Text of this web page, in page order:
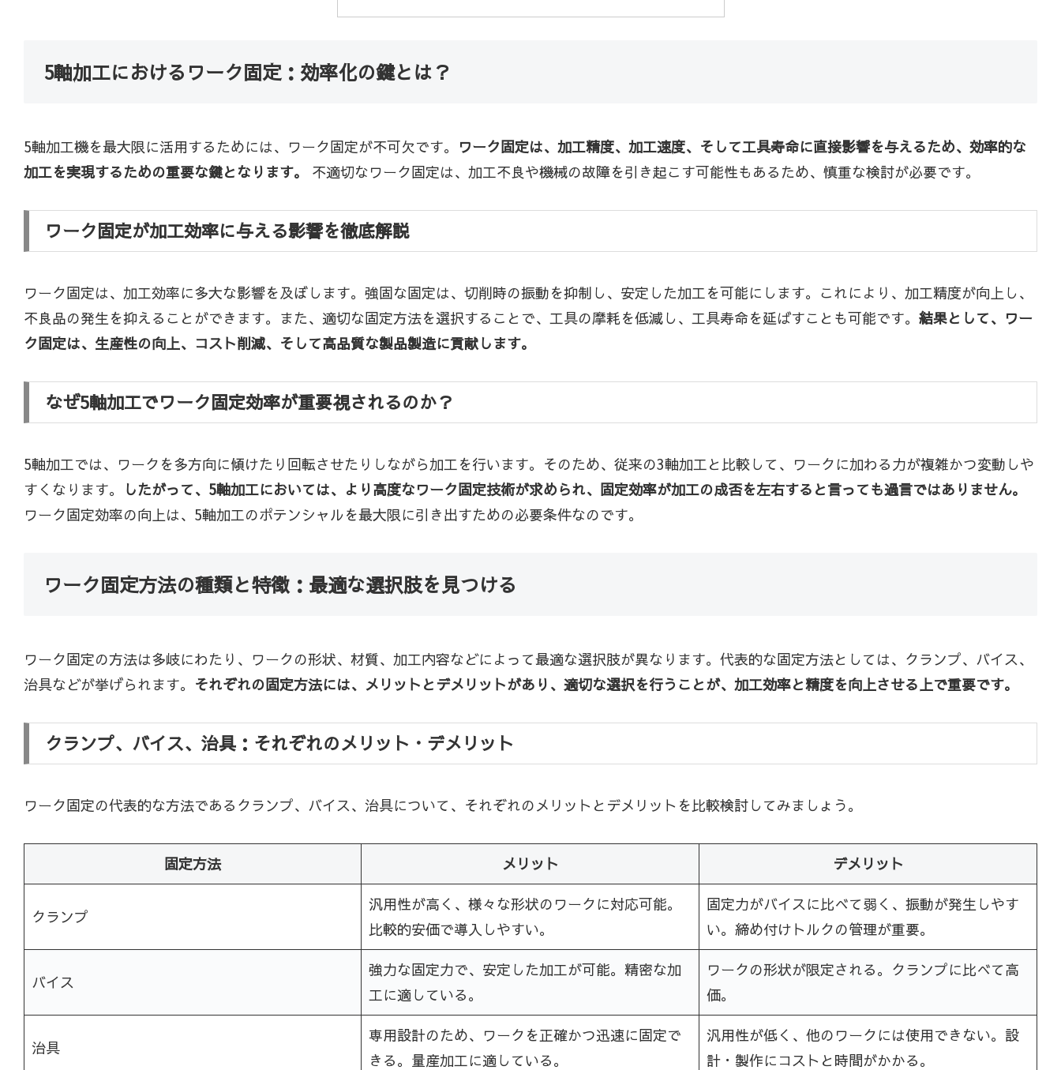
5軸加工におけるワーク固定：効率化の鍵とは？
5軸加工機を最大限に活用するためには、ワーク固定が不可欠です。 ワーク固定は、加工精度、加工速度、そして工具寿命に直接影響を与えるため、効率的な
加工を実現するための重要な鍵となります。
不適切なワーク固定は、加工不良や機械の故障を引き起こす可能性もあるため、慎重な検討が必要です。
ワーク固定が加工効率に与える影響を徹底解説
ワーク固定は、加工効率に多大な影響を及ぼします。強固な固定は、切削時の振動を抑制し、安定した加工を可能にします。これにより、加工精度が向上し、
不良品の発生を抑えることができます。また、適切な固定方法を選択することで、工具の摩耗を低減し、工具寿命を延ばすことも可能です。 結果として、ワー
ク固定は、生産性の向上、コスト削減、そして高品質な製品製造に貢献します。
なぜ5軸加工でワーク固定効率が重要視されるのか？
5軸加工では、ワークを多方向に傾けたり回転させたりしながら加工を行います。そのため、従来の3軸加工と比較して、ワークに加わる力が複雑かつ変動しや
すくなります。
したがって、5軸加工においては、より高度なワーク固定技術が求められ、固定効率が加工の成否を左右すると言っても過言ではありません。
ワーク固定効率の向上は、5軸加工のポテンシャルを最大限に引き出すための必要条件なのです。
ワーク固定方法の種類と特徴：最適な選択肢を見つける
ワーク固定の方法は多岐にわたり、ワークの形状、材質、加工内容などによって最適な選択肢が異なります。代表的な固定方法としては、クランプ、バイス、
治具などが挙げられます。 それぞれの固定方法には、メリットとデメリットがあり、適切な選択を行うことが、加工効率と精度を向上させる上で重要です。
クランプ、バイス、治具：それぞれのメリット・デメリット
ワーク固定の代表的な方法であるクランプ、バイス、治具について、それぞれのメリットとデメリットを比較検討してみましょう。
固定方法 メリット デメリット
クランプ
汎用性が高く、様々な形状のワークに対応可能。
比較的安価で導入しやすい。
固定力がバイスに比べて弱く、振動が発生しやす
い。締め付けトルクの管理が重要。
バイス
強力な固定力で、安定した加工が可能。精密な加
工に適している。
ワークの形状が限定される。クランプに比べて高
価。
治具
専用設計のため、ワークを正確かつ迅速に固定で
きる。量産加工に適している。
汎用性が低く、他のワークには使用できない。設
計・製作にコストと時間がかかる。